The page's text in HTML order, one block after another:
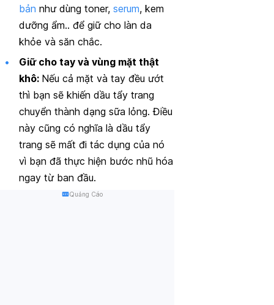
bản như dùng toner, serum, kem
dưỡng ẩm.. để giữ cho làn da
khỏe và săn chắc.
Giữ cho tay và vùng mặt thật
khô: Nếu cả mặt và tay đều ướt
thì bạn sẽ khiến dầu tẩy trang
chuyển thành dạng sữa lỏng. Điều
này cũng có nghĩa là dầu tẩy
trang sẽ mất đi tác dụng của nó
vì bạn đã thực hiện bước nhũ hóa
ngay từ ban đầu.
Quảng Cáo